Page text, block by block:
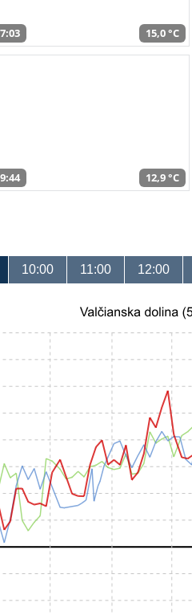
15,0 °C
12,9 °C
10:00 11:00 12:00